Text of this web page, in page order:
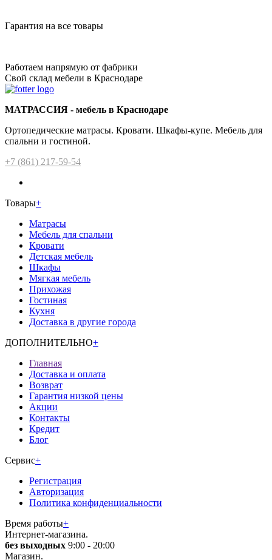
Гарантия на все товары
Работаем напрямую от фабрики
Свой склад мебели в Краснодаре
МАТРАССИЯ - мебель в Краснодаре
Ортопедические матрасы. Кровати. Шкафы-купе. Мебель для
спальни и гостиной.
+7 (861) 217-59-54
Товары+
Матрасы
Мебель для спальни
Кровати
Детская мебель
Шкафы
Мягкая мебель
Прихожая
Гостиная
Кухня
Доставка в другие города
ДОПОЛНИТЕЛЬНО+
Главная
Доставка и оплата
Возврат
Гарантия низкой цены
Акции
Контакты
Кредит
Блог
Сервис+
Регистрация
Авторизация
Политика конфиденциальности
Время работы+
Интернет-магазина.
без выходных 9:00 - 20:00
Магазин.